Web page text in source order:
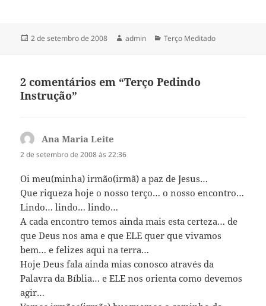
n a
)
Publicado
2 de setembro de 2008 Autor
admin Categorias
Terço Meditado
2 comentários em “Terço Pedindo
Instrução”
Ana Maria Leite
2 de setembro de 2008 às 22:36
Oi meu(minha) irmão(irmã) a paz de Jesus…
Que riqueza hoje o nosso terço… o nosso encontro…
Lindo… lindo… lindo…
A cada encontro temos ainda mais esta certeza… de
que Deus nos ama e que ELE quer que vivamos
bem… e felizes aqui na terra…
Hoje Deus fala ainda mias conosco através da
Palavra da Bíblia… e ELE nos orienta como devemos
agir…